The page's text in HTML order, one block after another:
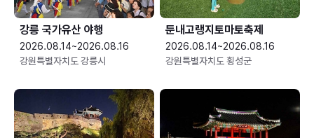
강릉 국가유산 야행
2026.08.14~2026.08.16
강원특별자치도 강릉시
둔내고랭지토마토축제
2026.08.14~2026.08.16
강원특별자치도 횡성군